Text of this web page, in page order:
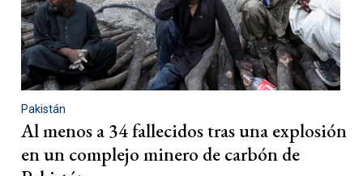
Pakistán
Al menos a 34 fallecidos tras una explosión
en un complejo minero de carbón de